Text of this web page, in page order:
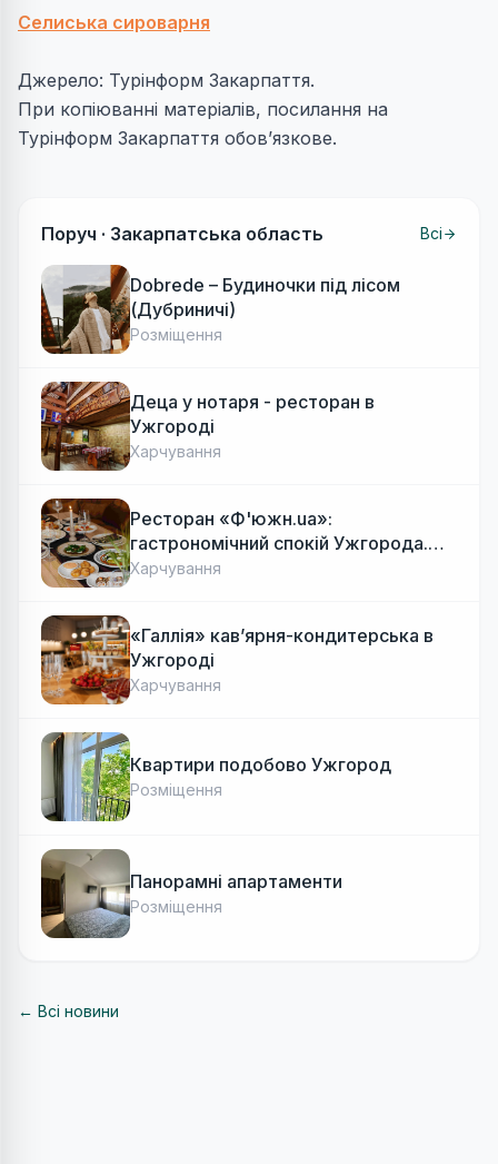
Селиська сироварня
Джерело: Турінформ Закарпаття.
При копіюванні матеріалів, посилання на
Турінформ Закарпаття обов’язкове.
Поруч · Закарпатська область Всі
Dobrede – Будиночки під лісом
(Дубриничі)
Розміщення
Деца у нотаря - ресторан в
Ужгороді
Харчування
Ресторан «Ф'южн.ua»:
гастрономічний спокій Ужгорода.
Авторська локальна кухня, затишок
Харчування
«Галлія» кав’ярня-кондитерська в
Ужгороді
Харчування
Квартири подобово Ужгород
Розміщення
Панорамні апартаменти
Розміщення
← Всі новини